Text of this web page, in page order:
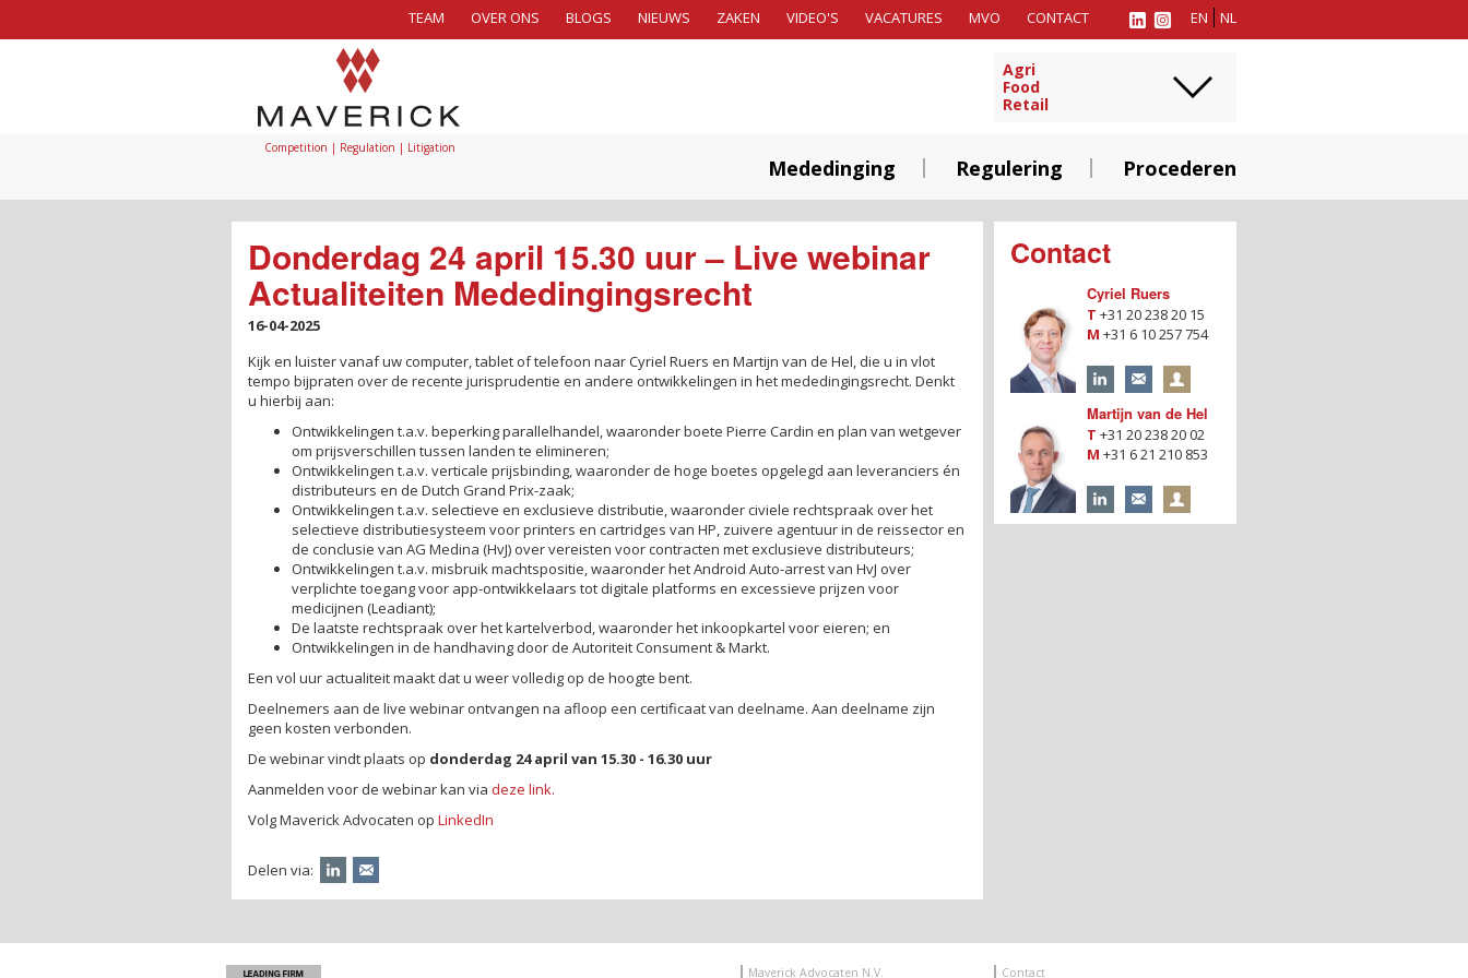
EN NL
TEAM OVER ONS BLOGS NIEUWS ZAKEN VIDEO'S VACATURES MVO CONTACT
Competition | Regulation | Litigation
Agri
Food
Retail
Mededinging Regulering Procederen
Donderdag 24 april 15.30 uur – Live webinar
Actualiteiten Mededingingsrecht
16-04-2025
Kijk en luister vanaf uw computer, tablet of telefoon naar Cyriel Ruers en Martijn van de Hel, die u in vlot
tempo bijpraten over de recente jurisprudentie en andere ontwikkelingen in het mededingingsrecht. Denkt
u hierbij aan:
Ontwikkelingen t.a.v. beperking parallelhandel, waaronder boete Pierre Cardin en plan van wetgever
om prijsverschillen tussen landen te elimineren;
Ontwikkelingen t.a.v. verticale prijsbinding, waaronder de hoge boetes opgelegd aan leveranciers én
distributeurs en de Dutch Grand Prix-zaak;
Ontwikkelingen t.a.v. selectieve en exclusieve distributie, waaronder civiele rechtspraak over het
selectieve distributiesysteem voor printers en cartridges van HP, zuivere agentuur in de reissector en
de conclusie van AG Medina (HvJ) over vereisten voor contracten met exclusieve distributeurs;
Ontwikkelingen t.a.v. misbruik machtspositie, waaronder het Android Auto-arrest van HvJ over
verplichte toegang voor app-ontwikkelaars tot digitale platforms en excessieve prijzen voor
medicijnen (Leadiant);
De laatste rechtspraak over het kartelverbod, waaronder het inkoopkartel voor eieren; en
Ontwikkelingen in de handhaving door de Autoriteit Consument & Markt.
Een vol uur actualiteit maakt dat u weer volledig op de hoogte bent.
Deelnemers aan de live webinar ontvangen na afloop een certificaat van deelname. Aan deelname zijn
geen kosten verbonden.
De webinar vindt plaats op donderdag 24 april van 15.30 - 16.30 uur
Aanmelden voor de webinar kan via deze link.
Volg Maverick Advocaten op LinkedIn
Delen via:
Contact
Cyriel Ruers
T +31 20 238 20 15
M +31 6 10 257 754
Martijn van de Hel
T +31 20 238 20 02
M +31 6 21 210 853
Contact
Maverick Advocaten N.V.